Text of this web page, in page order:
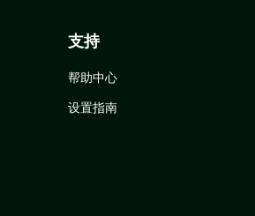
支持
帮助中心
设置指南